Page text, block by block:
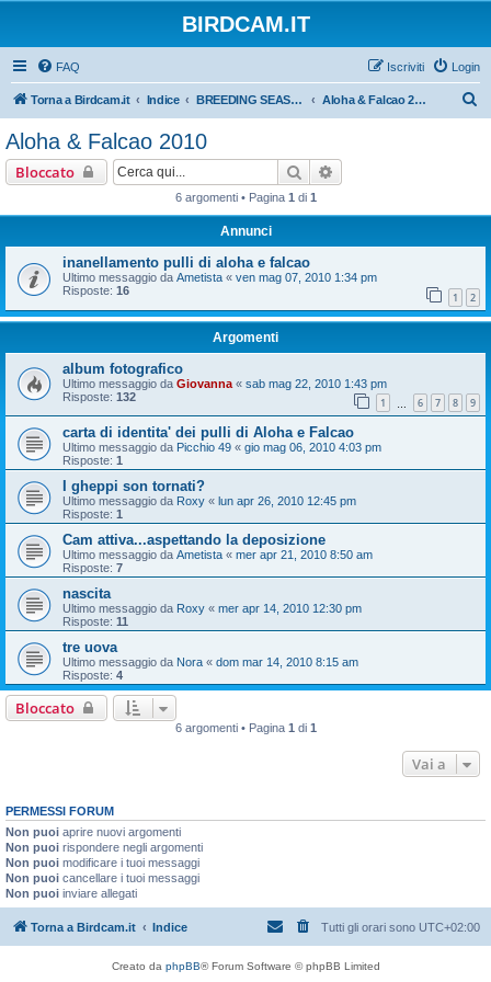
BIRDCAM.IT
FAQ Login
Iscriviti
Torna a Birdcam.it Indice BREEDING SEASON 2010 Aloha & Falcao 2010
Aloha & Falcao 2010
Bloccato Cerca
6 argomenti • Pagina 1 di 1
Annunci
inanellamento pulli di aloha e falcao
Ultimo messaggio da Ametista « ven mag 07, 2010 1:34 pm
Risposte: 16 1 2
Argomenti
album fotografico
Ultimo messaggio da Giovanna « sab mag 22, 2010 1:43 pm
Risposte: 132 1 6 7 8 9
carta di identita' dei pulli di Aloha e Falcao
Ultimo messaggio da Picchio 49 « gio mag 06, 2010 4:03 pm
Risposte: 1
I gheppi son tornati?
Ultimo messaggio da Roxy « lun apr 26, 2010 12:45 pm
Risposte: 1
Cam attiva...aspettando la deposizione
Ultimo messaggio da Ametista « mer apr 21, 2010 8:50 am
Risposte: 7
nascita
Ultimo messaggio da Roxy « mer apr 14, 2010 12:30 pm
Risposte: 11
tre uova
Ultimo messaggio da Nora « dom mar 14, 2010 8:15 am
Risposte: 4
Bloccato
6 argomenti • Pagina 1 di 1
Vai a
PERMESSI FORUM
Non puoi aprire nuovi argomenti
Non puoi rispondere negli argomenti
Non puoi modificare i tuoi messaggi
Non puoi cancellare i tuoi messaggi
Non puoi inviare allegati
Torna a Birdcam.it Indice Tutti gli orari sono UTC+02:00
Creato da phpBB® Forum Software © phpBB Limited